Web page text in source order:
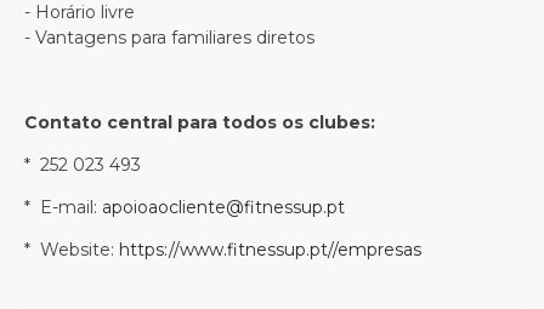
- Horário livre
- Vantagens para familiares diretos
Contato central para todos os clubes:
* 252 023 493
* E-mail: apoioaocliente@fitnessup.pt
* Website: https://www.fitnessup.pt//empresas